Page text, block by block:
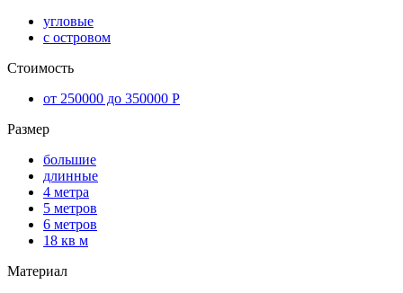
угловые
с островом
Стоимость
от 250000 до 350000 Р
Размер
большие
длинные
4 метра
5 метров
6 метров
18 кв м
Материал